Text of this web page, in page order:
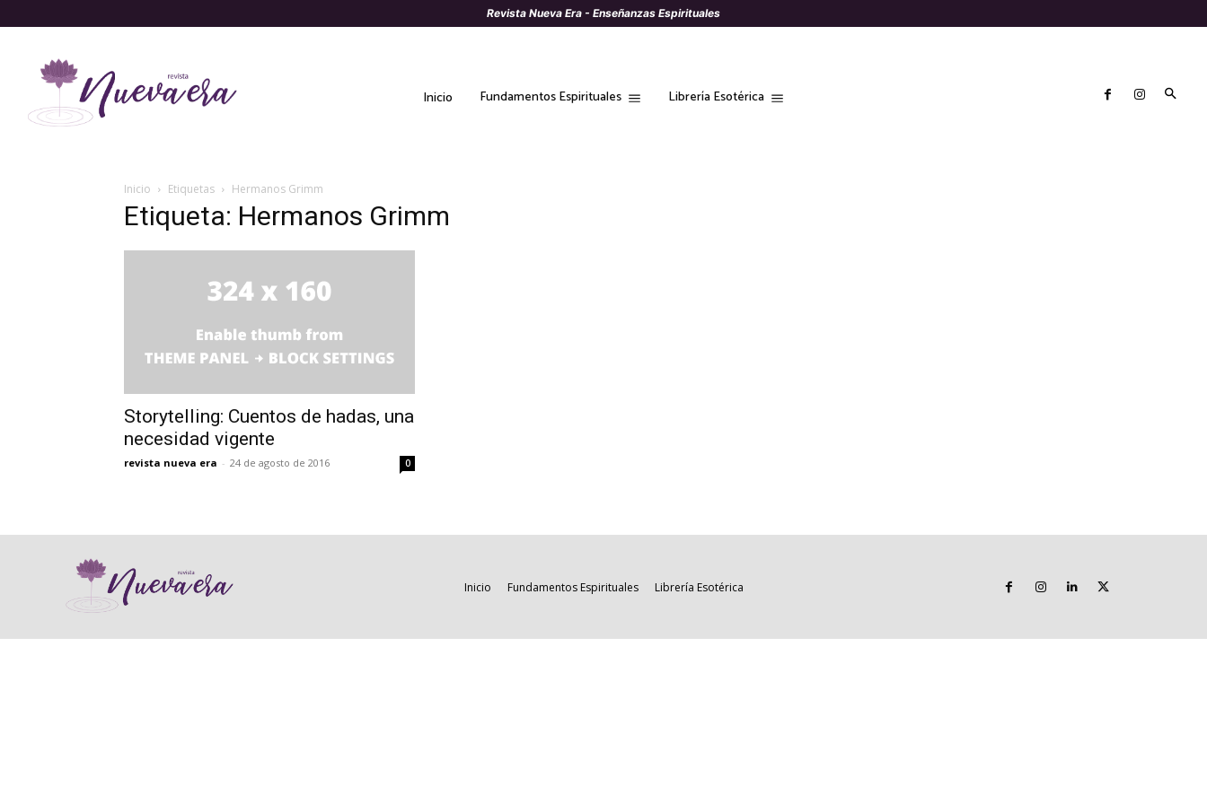
Revista Nueva Era - Enseñanzas Espirituales
Inicio Fundamentos Espirituales Librería Esotérica
Inicio Etiquetas Hermanos Grimm
Etiqueta: Hermanos Grimm
Storytelling: Cuentos de hadas, una
necesidad vigente
revista nueva era - 24 de agosto de 2016 0
Inicio Fundamentos Espirituales Librería Esotérica